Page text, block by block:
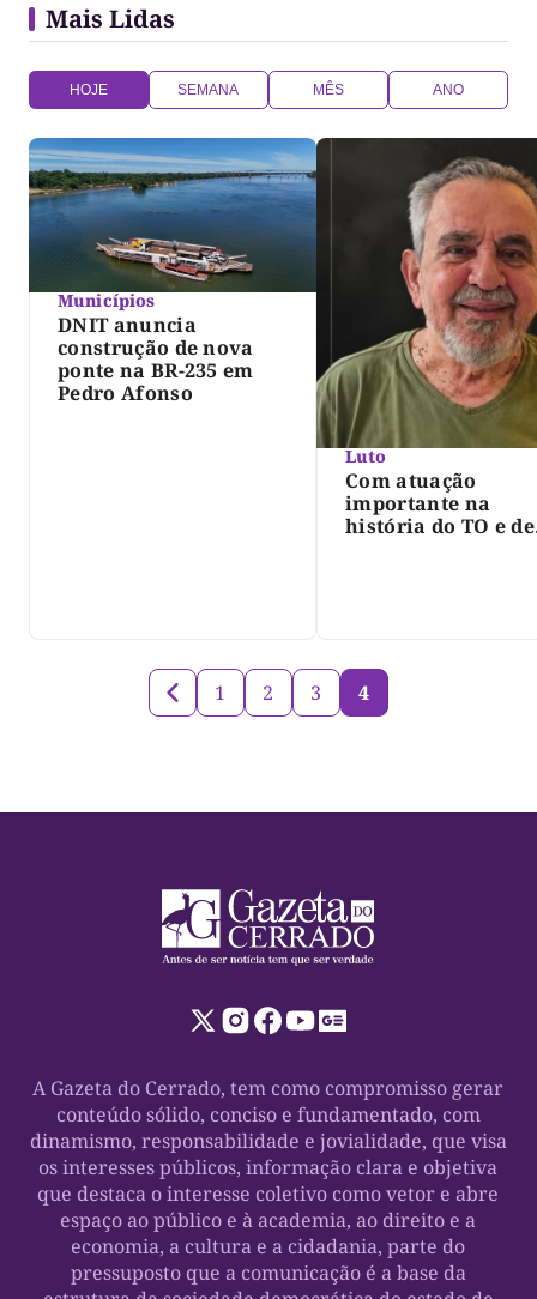
certame. Através do […]
Mais Lidas
HOJE SEMANA MÊS ANO
Municípios
DNIT anuncia
construção de nova
ponte na BR-235 em
Pedro Afonso
Luto
Com atuação
importante na
história do TO e de
1 2 3 4
A Gazeta do Cerrado, tem como compromisso gerar
conteúdo sólido, conciso e fundamentado, com
dinamismo, responsabilidade e jovialidade, que visa
os interesses públicos, informação clara e objetiva
que destaca o interesse coletivo como vetor e abre
espaço ao público e à academia, ao direito e a
economia, a cultura e a cidadania, parte do
pressuposto que a comunicação é a base da